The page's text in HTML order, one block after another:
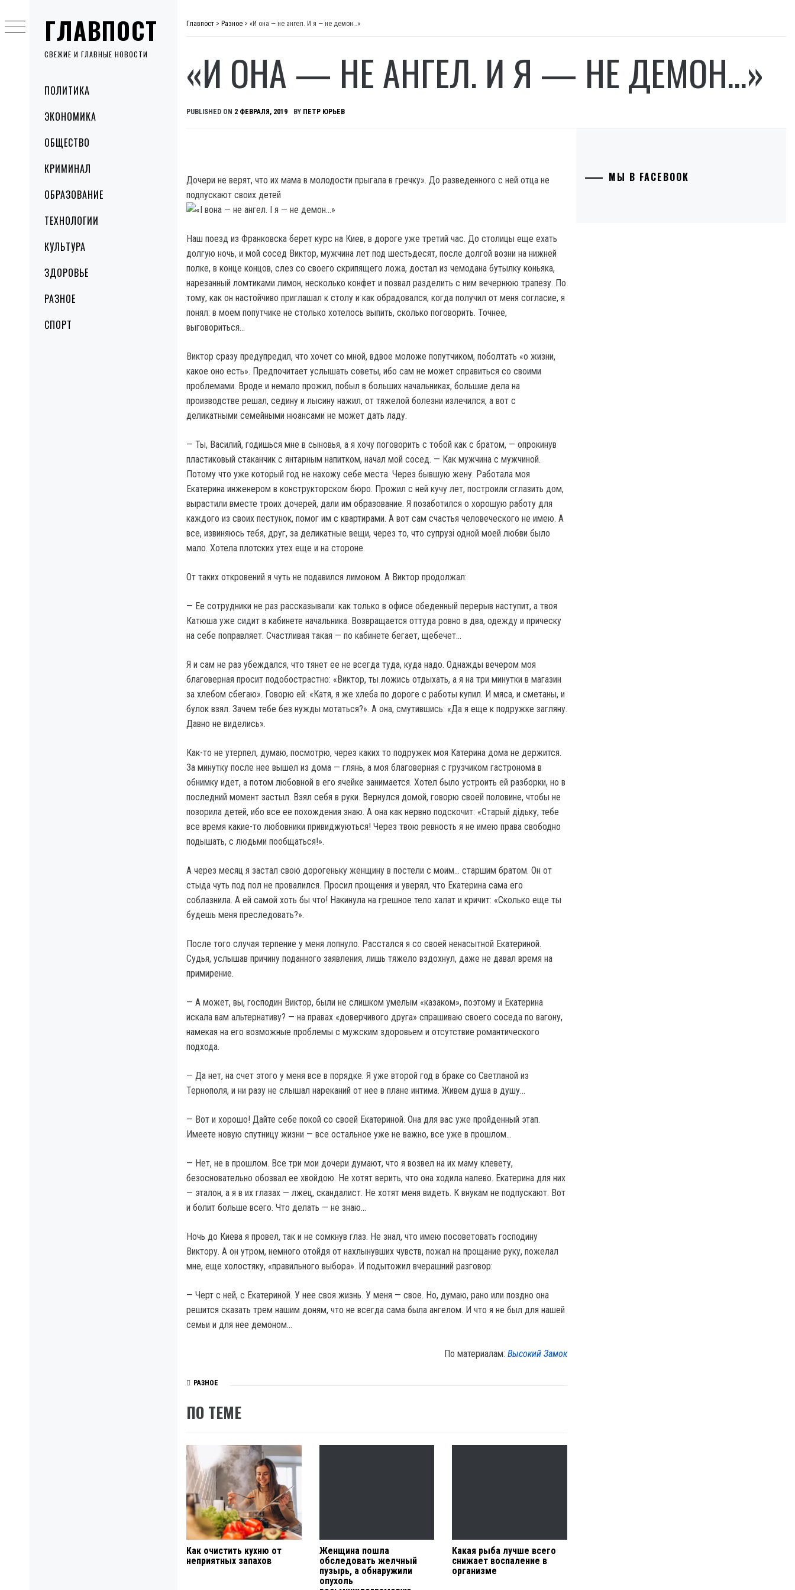
ГЛАВПОСТ
СВЕЖИЕ И ГЛАВНЫЕ НОВОСТИ
MenuПОЛИТИКА
ЭКОНОМИКА
ОБЩЕСТВО
КРИМИНАЛ
ОБРАЗОВАНИЕ
ТЕХНОЛОГИИ
КУЛЬТУРА
ЗДОРОВЬЕ
РАЗНОЕ
СПОРТ
to
content
Главпост > Разное > «И она — не ангел. И я — не демон…»
«И ОНА — НЕ АНГЕЛ. И Я — НЕ ДЕМОН…»
PUBLISHED ON 2 ФЕВРАЛЯ, 2019 BY ПЕТР ЮРЬЕВ
Дочери не верят, что их мама в молодости прыгала в гречку». До разведенного с ней отца не
подпускают своих детей
Наш поезд из Франковска берет курс на Киев, в дороге уже третий час. До столицы еще ехать
долгую ночь, и мой сосед Виктор, мужчина лет под шестьдесят, после долгой возни на нижней
полке, в конце концов, слез со своего скрипящего ложа, достал из чемодана бутылку коньяка,
нарезанный ломтиками лимон, несколько конфет и позвал разделить с ним вечернюю трапезу. По
тому, как он настойчиво приглашал к столу и как обрадовался, когда получил от меня согласие, я
понял: в моем попутчике не столько хотелось выпить, сколько поговорить. Точнее,
выговориться…
Виктор сразу предупредил, что хочет со мной, вдвое моложе попутчиком, поболтать «о жизни,
какое оно есть». Предпочитает услышать советы, ибо сам не может справиться со своими
проблемами. Вроде и немало прожил, побыл в больших начальниках, большие дела на
производстве решал, седину и лысину нажил, от тяжелой болезни излечился, а вот с
деликатными семейными нюансами не может дать ладу.
— Ты, Василий, годишься мне в сыновья, а я хочу поговорить с тобой как с братом, — опрокинув
пластиковый стаканчик с янтарным напитком, начал мой сосед. — Как мужчина с мужчиной.
Потому что уже который год не нахожу себе места. Через бывшую жену. Работала моя
Екатерина инженером в конструкторском бюро. Прожил с ней кучу лет, построили сглазить дом,
вырастили вместе троих дочерей, дали им образование. Я позаботился о хорошую работу для
каждого из своих пестунок, помог им с квартирами. А вот сам счастья человеческого не имею. А
все, извиняюсь тебя, друг, за деликатные вещи, через то, что супрузі одной моей любви было
мало. Хотела плотских утех еще и на стороне.
От таких откровений я чуть не подавился лимоном. А Виктор продолжал:
— Ее сотрудники не раз рассказывали: как только в офисе обеденный перерыв наступит, а твоя
Катюша уже сидит в кабинете начальника. Возвращается оттуда ровно в два, одежду и прическу
на себе поправляет. Счастливая такая — по кабинете бегает, щебечет…
Я и сам не раз убеждался, что тянет ее не всегда туда, куда надо. Однажды вечером моя
благоверная просит подобострастно: «Виктор, ты ложись отдыхать, а я на три минутки в магазин
за хлебом сбегаю». Говорю ей: «Катя, я же хлеба по дороге с работы купил. И мяса, и сметаны, и
булок взял. Зачем тебе без нужды мотаться?». А она, смутившись: «Да я еще к подружке загляну.
Давно не виделись».
Как-то не утерпел, думаю, посмотрю, через каких то подружек моя Катерина дома не держится.
За минутку после нее вышел из дома — глянь, а моя благоверная с грузчиком гастронома в
обнимку идет, а потом любовной в его ячейке занимается. Хотел было устроить ей разборки, но в
последний момент застыл. Взял себя в руки. Вернулся домой, говорю своей половине, чтобы не
позорила детей, ибо все ее похождения знаю. А она как нервно подскочит: «Старый дідьку, тебе
все время какие-то любовники привиджуються! Через твою ревность я не имею права свободно
подышать, с людьми пообщаться!».
А через месяц я застал свою дорогеньку женщину в постели с моим… старшим братом. Он от
стыда чуть под пол не провалился. Просил прощения и уверял, что Екатерина сама его
соблазнила. А ей самой хоть бы что! Накинула на грешное тело халат и кричит: «Сколько еще ты
будешь меня преследовать?».
После того случая терпение у меня лопнуло. Расстался я со своей ненасытной Екатериной.
Судья, услышав причину поданного заявления, лишь тяжело вздохнул, даже не давал время на
примирение.
— А может, вы, господин Виктор, были не слишком умелым «казаком», поэтому и Екатерина
искала вам альтернативу? — на правах «доверчивого друга» спрашиваю своего соседа по вагону,
намекая на его возможные проблемы с мужским здоровьем и отсутствие романтического
подхода.
— Да нет, на счет этого у меня все в порядке. Я уже второй год в браке со Светланой из
Тернополя, и ни разу не слышал нареканий от нее в плане интима. Живем душа в душу…
— Вот и хорошо! Дайте себе покой со своей Екатериной. Она для вас уже пройденный этап.
Имеете новую спутницу жизни — все остальное уже не важно, все уже в прошлом…
— Нет, не в прошлом. Все три мои дочери думают, что я возвел на их маму клевету,
безосновательно обозвал ее хвойдою. Не хотят верить, что она ходила налево. Екатерина для них
— эталон, а я в их глазах — лжец, скандалист. Не хотят меня видеть. К внукам не подпускают. Вот
и болит больше всего. Что делать — не знаю…
Ночь до Киева я провел, так и не сомкнув глаз. Не знал, что имею посоветовать господину
Виктору. А он утром, немного отойдя от нахлынувших чувств, пожал на прощание руку, пожелал
мне, еще холостяку, «правильного выбора». И подытожил вчерашний разговор:
— Черт с ней, с Екатериной. У нее своя жизнь. У меня — свое. Но, думаю, рано или поздно она
решится сказать трем нашим доням, что не всегда сама была ангелом. И что я не был для нашей
семьи и для нее демоном…
По материалам:Высокий Замок
РАЗНОЕ
ПО ТЕМЕ
Как очистить кухню от
неприятных запахов
Женщина пошла
обследовать желчный
пузырь, а обнаружили
опухоль
Какая рыба лучше всего
снижает воспаление в
организме
МЫ В FACEBOOK